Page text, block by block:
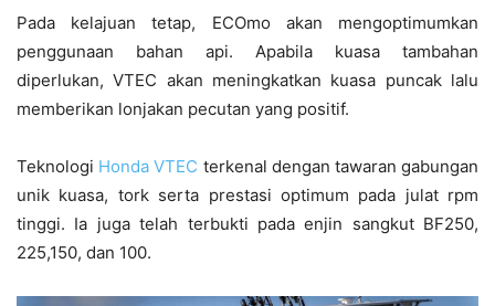
Pada kelajuan tetap, ECOmo akan mengoptimumkan
penggunaan bahan api. Apabila kuasa tambahan
diperlukan, VTEC akan meningkatkan kuasa puncak lalu
memberikan lonjakan pecutan yang positif.
Teknologi Honda VTEC terkenal dengan tawaran gabungan
unik kuasa, tork serta prestasi optimum pada julat rpm
tinggi. Ia juga telah terbukti pada enjin sangkut BF250,
225,150, dan 100.